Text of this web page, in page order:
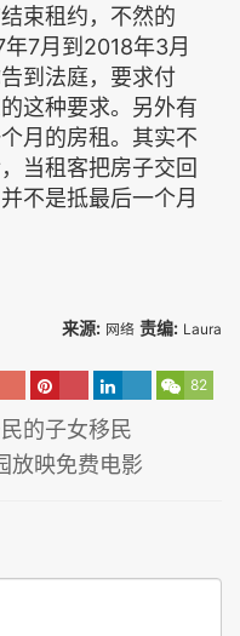
束租约，不然的
7月到2018年3月
到法庭，要求付
这种要求。另外有
月的房租。其实不
当租客把房子交回
不是抵最后一个月
来源: 网络 责编: Laura
82
的子女移民
放映免费电影